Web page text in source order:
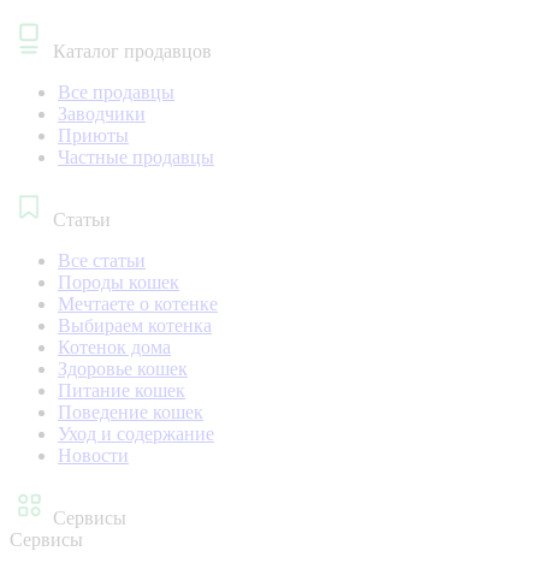
Каталог продавцов
Все продавцы
Заводчики
Приюты
Частные продавцы
Статьи
Все статьи
Породы кошек
Мечтаете о котенке
Выбираем котенка
Котенок дома
Здоровье кошек
Питание кошек
Поведение кошек
Уход и содержание
Новости
Сервисы
Сервисы